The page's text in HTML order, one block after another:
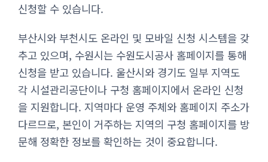
신청할 수 있습니다.
부산시와 부천시도 온라인 및 모바일 신청 시스템을 갖
추고 있으며, 수원시는 수원도시공사 홈페이지를 통해
신청을 받고 있습니다. 울산시와 경기도 일부 지역도
각 시설관리공단이나 구청 홈페이지에서 온라인 신청
을 지원합니다. 지역마다 운영 주체와 홈페이지 주소가
다르므로, 본인이 거주하는 지역의 구청 홈페이지를 방
문해 정확한 정보를 확인하는 것이 중요합니다.